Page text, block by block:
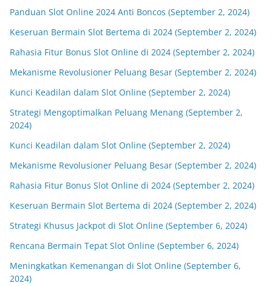
Panduan Slot Online 2024 Anti Boncos (September 2, 2024)
Keseruan Bermain Slot Bertema di 2024 (September 2, 2024)
Rahasia Fitur Bonus Slot Online di 2024 (September 2, 2024)
Mekanisme Revolusioner Peluang Besar (September 2, 2024)
Kunci Keadilan dalam Slot Online (September 2, 2024)
Strategi Mengoptimalkan Peluang Menang (September 2,
2024)
Kunci Keadilan dalam Slot Online (September 2, 2024)
Mekanisme Revolusioner Peluang Besar (September 2, 2024)
Rahasia Fitur Bonus Slot Online di 2024 (September 2, 2024)
Keseruan Bermain Slot Bertema di 2024 (September 2, 2024)
Strategi Khusus Jackpot di Slot Online (September 6, 2024)
Rencana Bermain Tepat Slot Online (September 6, 2024)
Meningkatkan Kemenangan di Slot Online (September 6,
2024)